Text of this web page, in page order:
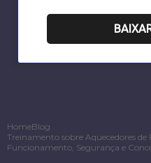
HomeBlog
Treinamento sobre Aquecedores de
Funcionamento, Segurança e